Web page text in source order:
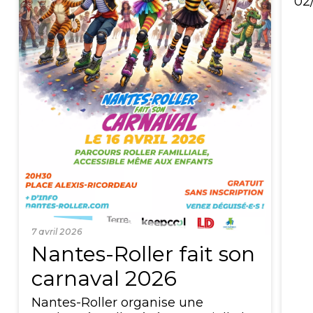
Nantes-Roller fait son
carnaval 2026
7 avril 2026
Nantes-Roller organise une